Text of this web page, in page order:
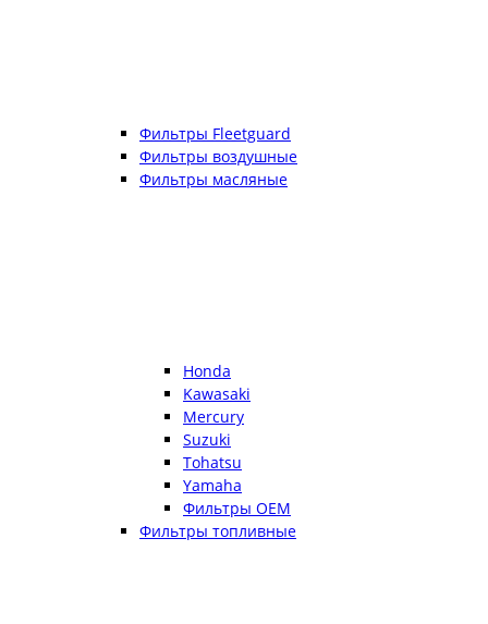
Фильтры Fleetguard
Фильтры воздушные
Фильтры масляные
Honda
Kawasaki
Mercury
Suzuki
Tohatsu
Yamaha
Фильтры OEM
Фильтры топливные